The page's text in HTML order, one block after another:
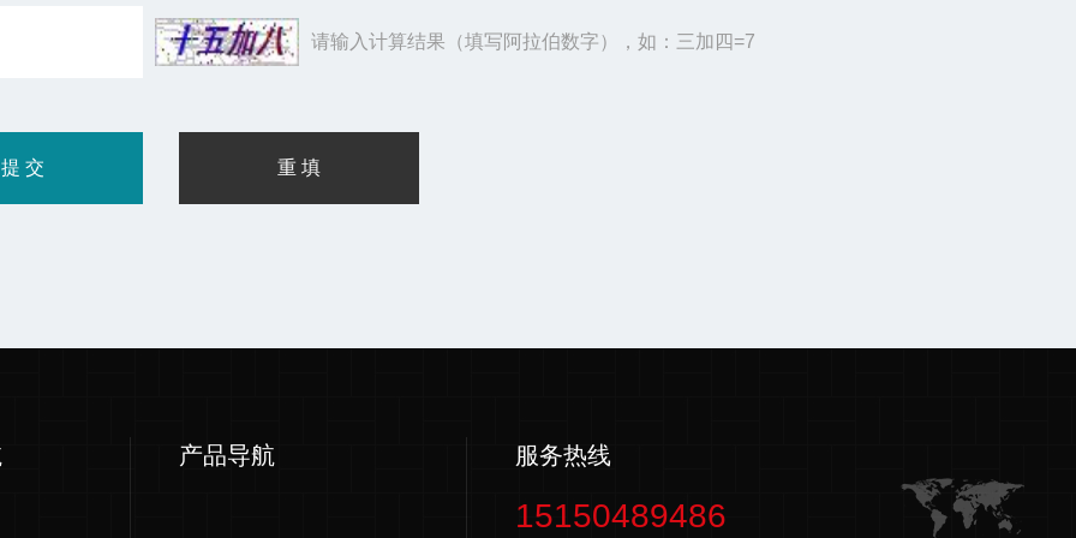
请输入计算结果（填写阿拉伯数字），如：三加四=7
产品导航 服务热线
15150489486